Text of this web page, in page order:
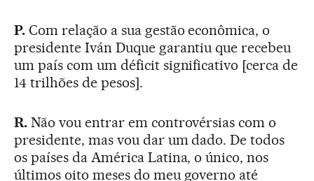
P.Com relação a sua gestão econômica, o
presidente Iván Duque garantiu que recebeu
um país com um déficit significativo [cerca de
14 trilhões de pesos].
R.Não vou entrar em controvérsias com o
presidente, mas vou dar um dado. De todos
os países da América Latina, o único, nos
últimos oito meses do meu governo até